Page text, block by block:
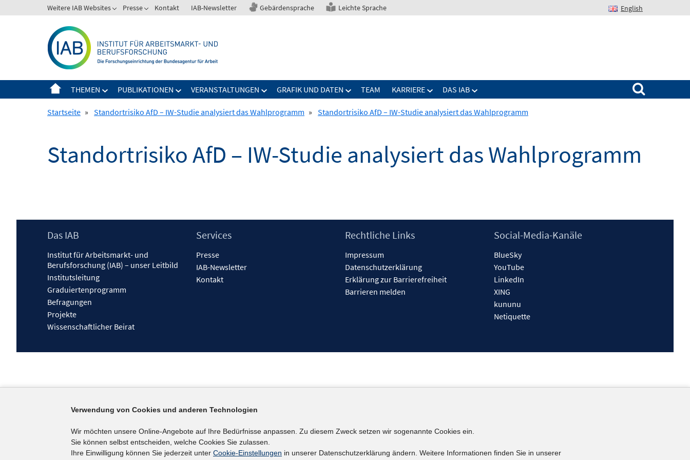
zum
Weitere IAB Websites Presse Kontakt IAB-Newsletter Gebärdensprache Leichte Sprache English
THEMEN PUBLIKATIONEN VERANSTALTUNGEN GRAFIK UND DATEN TEAM KARRIERE DAS IAB
Suchen nach:
Startseite » Standortrisiko AfD – IW-Studie analysiert das Wahlprogramm » Standortrisiko AfD – IW-Studie analysiert das Wahlprogramm
Standortrisiko AfD – IW-Studie analysiert das Wahlprogramm
Footer
Das IAB
Institut für Arbeitsmarkt- und
Berufsforschung (IAB) – unser Leitbild
Institutsleitung
Graduiertenprogramm
Befragungen
Projekte
Wissenschaftlicher Beirat
Services
Presse
IAB-Newsletter
Kontakt
Rechtliche Links
Impressum
Datenschutzerklärung
Erklärung zur Barrierefreiheit
Barrieren melden
Social-Media-Kanäle
BlueSky
YouTube
LinkedIn
XING
kununu
Netiquette
Verwendung von Cookies und anderen Technologien
Wir möchten unsere Online-Angebote auf Ihre Bedürfnisse anpassen. Zu diesem Zweck setzen wir sogenannte Cookies ein.
Sie können selbst entscheiden, welche Cookies Sie zulassen.
Ihre Einwilligung können Sie jederzeit unter Cookie-Einstellungen in unserer Datenschutzerklärung ändern. Weitere Informationen finden Sie in unserer